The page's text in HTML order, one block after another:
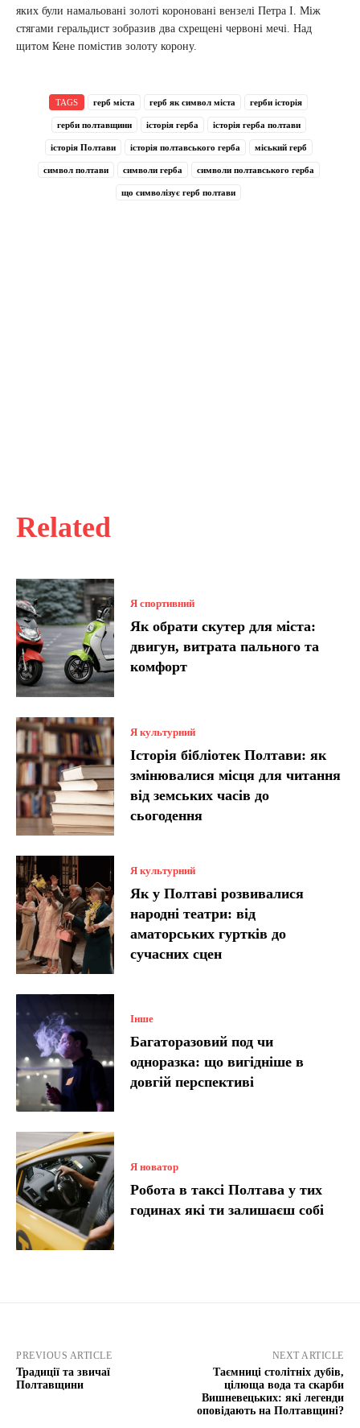
Related
Я спортивний
Як обрати скутер для міста:
двигун, витрата пального та
комфорт
Я культурний
Історія бібліотек Полтави: як
змінювалися місця для читання
від земських часів до
сьогодення
Я культурний
Як у Полтаві розвивалися
народні театри: від
аматорських гуртків до
сучасних сцен
Інше
Багаторазовий под чи
одноразка: що вигідніше в
довгій перспективі
Я новатор
Робота в таксі Полтава у тих
годинах які ти залишаєш собі
яких були намальовані золоті короновані вензелі Петра I. Між
стягами геральдист зобразив два схрещені червоні мечі. Над
щитом Кене помістив золоту корону.
TAGS герб міста герб як символ міста герби історія
герби полтавщини історія герба історія герба полтави
історія Полтави історія полтавського герба міський герб
символ полтави символи герба символи полтавського герба
що символізує герб полтави
PREVIOUS ARTICLE
Традиції та звичаї
Полтавщини
NEXT ARTICLE
Таємниці столітніх дубів,
цілюща вода та скарби
Вишневецьких: які легенди
оповідають на Полтавщині?